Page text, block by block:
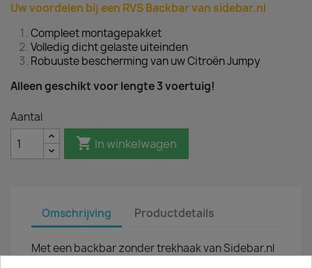
Uw voordelen bij een RVS Backbar van sidebar.nl
Compleet montagepakket
Volledig dicht gelaste uiteinden
Robuuste bescherming van uw Citroën Jumpy
Alleen geschikt voor lengte 3 voertuig!
Aantal
 In winkelwagen
Omschrijving Productdetails
Met een backbar zonder trekhaak van Sidebar.nl